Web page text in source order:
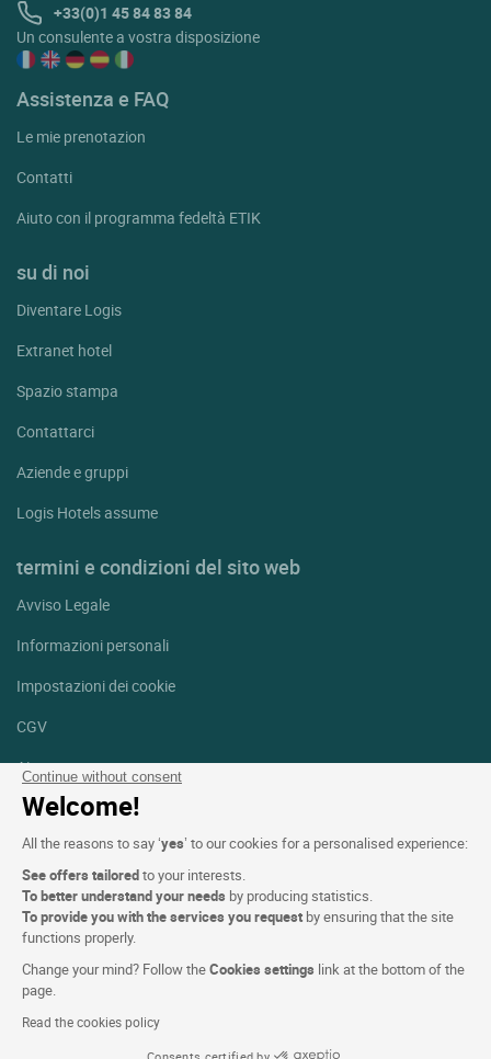
Continue without consent
Welcome!
All the reasons to say ‘yes’ to our cookies for a personalised experience:
See offers tailoredto your interests.
To better understand your needs by producing statistics.
To provide you with the services you request by ensuring that the site
functions properly.
Change your mind? Follow theCookies settings link at the bottom of the
page.
Read the cookies policy
Consents certified by
+33(0)1 45 84 83 84
Un consulente a vostra disposizione
Assistenza e FAQ
Le mie prenotazion
Contatti
Aiuto con il programma fedeltà ETIK
su di noi
Diventare Logis
Extranet hotel
Spazio stampa
Contattarci
Aziende e gruppi
Logis Hotels assume
termini e condizioni del sito web
Avviso Legale
Informazioni personali
Impostazioni dei cookie
CGV
Aiuto
Mappa del sito
Crediti fotografici
Seguici
Facebook
Instagram
Linkedin